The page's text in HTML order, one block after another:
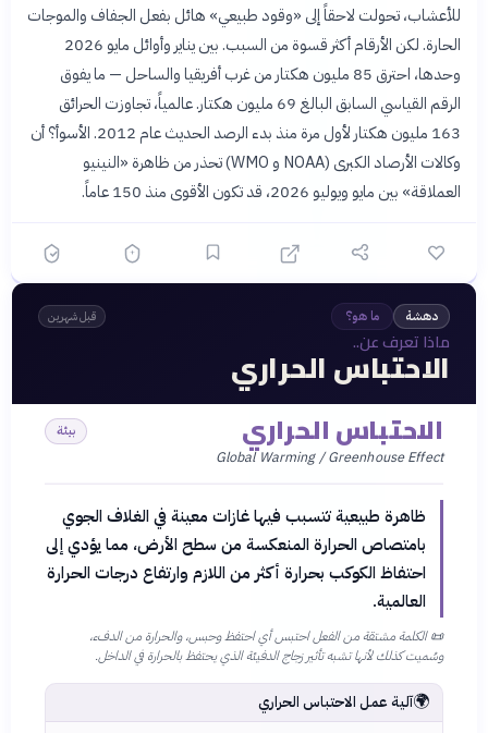
للأعشاب، تحولت لاحقاً إلى «وقود طبيعي» هائل بفعل الجفاف والموجات
الحارة. لكن الأرقام أكثر قسوة من السبب. بين يناير وأوائل مايو 2026
وحدها، احترق 85 مليون هكتار من غرب أفريقيا والساحل — ما يفوق
الرقم القياسي السابق البالغ 69 مليون هكتار. عالمياً، تجاوزت الحرائق
163 مليون هكتار لأول مرة منذ بدء الرصد الحديث عام 2012. الأسوأ؟ أن
وكالات الأرصاد الكبرى (NOAA و WMO) تحذر من ظاهرة «النينيو
العملاقة» بين مايو ويوليو 2026، قد تكون الأقوى منذ 150 عاماً.
دهشة ما هو؟ قبل شهرين
ماذا تعرف عن..
الاحتباس الحراري
الاحتباس الحراري
Global Warming / Greenhouse Effect
بيئة
ظاهرة طبيعية تتسبب فيها غازات معينة في الغلاف الجوي
بامتصاص الحرارة المنعكسة من سطح الأرض، مما يؤدي إلى
احتفاظ الكوكب بحرارة أكثر من اللازم وارتفاع درجات الحرارة
العالمية.
📜الكلمة مشتقة من الفعل احتبس أي احتفظ وحبس، والحرارة من الدفء،
وسُميت كذلك لأنها تشبه تأثير زجاج الدفيئة الذي يحتفظ بالحرارة في الداخل.
🌍آلية عمل الاحتباس الحراري